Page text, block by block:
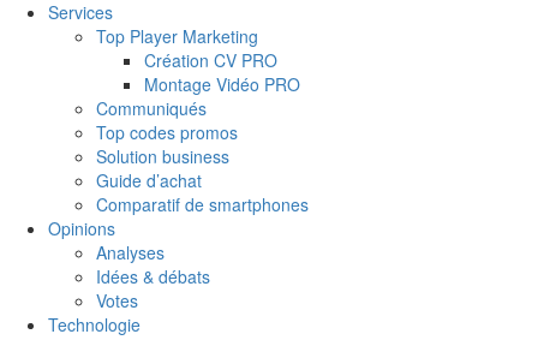
Services
Top Player Marketing
Création CV PRO
Montage Vidéo PRO
Communiqués
Top codes promos
Solution business
Guide d’achat
Comparatif de smartphones
Opinions
Analyses
Idées & débats
Votes
Technologie